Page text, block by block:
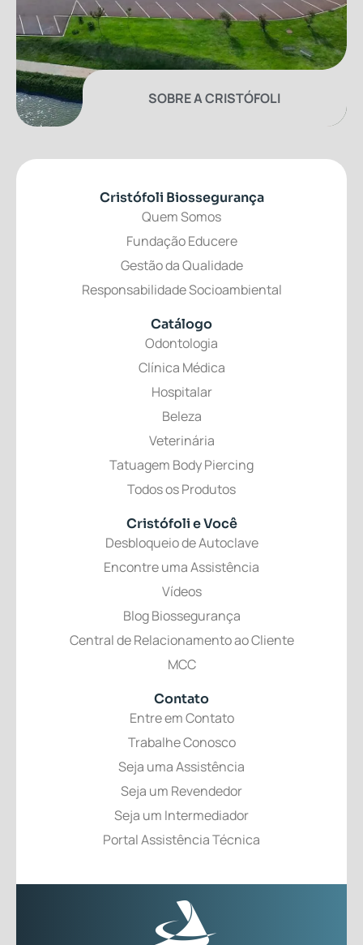
SOBRE A CRISTÓFOLI
Cristófoli Biossegurança
Quem Somos
Fundação Educere
Gestão da Qualidade
Responsabilidade Socioambiental
Catálogo
Odontologia
Clínica Médica
Hospitalar
Beleza
Veterinária
Tatuagem Body Piercing
Todos os Produtos
Cristófolie Você
Desbloqueio de Autoclave
Encontre uma Assistência
Vídeos
Blog Biossegurança
Central de Relacionamento ao Cliente
MCC
Contato
Entre em Contato
Trabalhe Conosco
Seja uma Assistência
Seja um Revendedor
Seja um Intermediador
Portal Assistência Técnica